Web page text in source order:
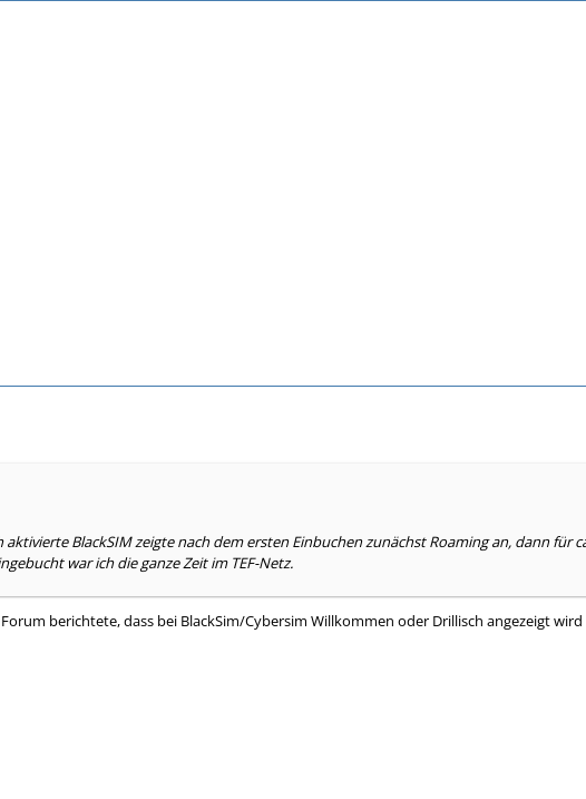
BlackSIM zeigte nach dem ersten Einbuchen zunächst Roaming an, dann für
war ich die ganze Zeit im TEF-Netz.
berichtete, dass bei BlackSim/Cybersim Willkommen oder Drillisch angezeigt wird